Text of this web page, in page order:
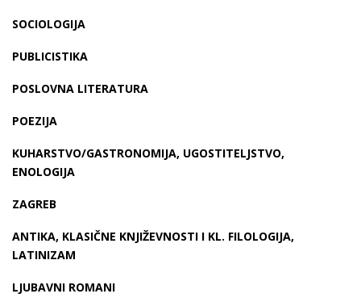
SOCIOLOGIJA
PUBLICISTIKA
POSLOVNA LITERATURA
POEZIJA
KUHARSTVO/GASTRONOMIJA, UGOSTITELJSTVO,
ENOLOGIJA
ZAGREB
ANTIKA, KLASIČNE KNJIŽEVNOSTI I KL. FILOLOGIJA,
LATINIZAM
LJUBAVNI ROMANI